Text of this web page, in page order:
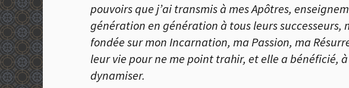
pouvoirs que j’ai transmis à mes Apôtres,
génération en génération à tous leurs successeurs,
fondée sur mon Incarnation, ma Passion, ma
leur vie pour ne me point trahir, et elle a bénéficié,
dynamiser.